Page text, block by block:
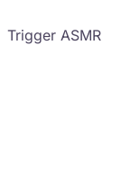
Trigger ASMR